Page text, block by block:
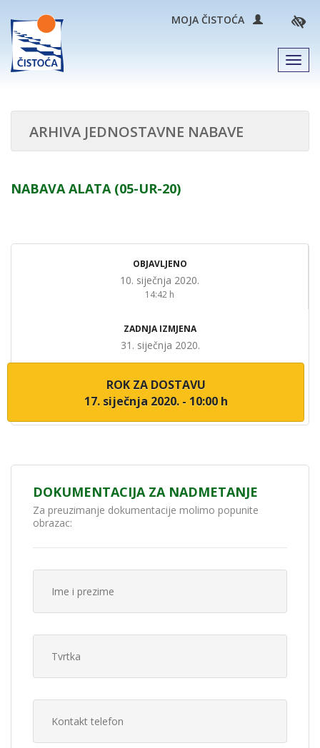
MOJA ČISTOĆA
ARHIVA JEDNOSTAVNE NABAVE
NABAVA ALATA (05-UR-20)
OBJAVLJENO
10. siječnja 2020.
14:42 h
ZADNJA IZMJENA
31. siječnja 2020.
ROK ZA DOSTAVU
17. siječnja 2020. - 10:00 h
DOKUMENTACIJA ZA NADMETANJE
Za preuzimanje dokumentacije molimo popunite
obrazac: